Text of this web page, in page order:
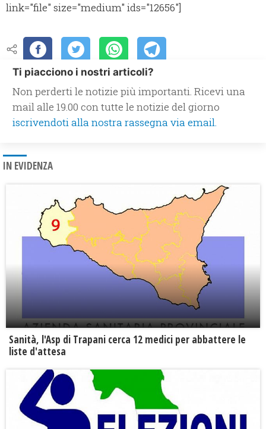
link="file" size="medium" ids="12656"]
Ti piacciono i nostri articoli?
Non perderti le notizie più importanti. Ricevi una
mail alle 19.00 con tutte le notizie del giorno
iscrivendoti alla nostra rassegna via email.
IN EVIDENZA
Sanità, l'Asp di Trapani cerca 12 medici per abbattere le
liste d'attesa